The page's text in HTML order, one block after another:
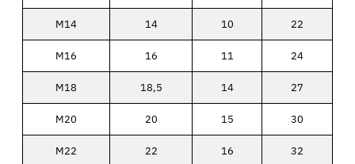
M14 14 10 22
M16 16 11 24
M18 18,5 14 27
M20 20 15 30
M22 22 16 32